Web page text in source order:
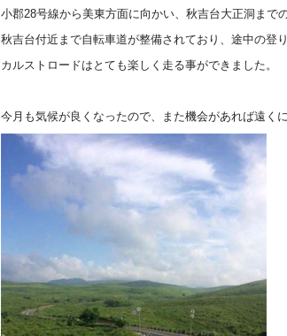
小郡28号線から美東方面に向かい、秋吉台大正洞まで
秋吉台付近まで自転車道が整備されており、途中の登
カルストロードはとても楽しく走る事ができました。
今月も気候が良くなったので、また機会があれば遠く